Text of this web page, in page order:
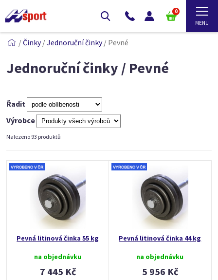
0
/Činky/Jednoruční činky/ Pevné
Jednoruční činky / Pevné
Řadit
Výrobce
Nalezeno 93 produktů
Pevná litinová činka 55 kg
na objednávku
7 445 Kč
Pevná litinová činka 44 kg
na objednávku
5 956 Kč